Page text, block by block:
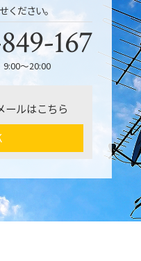
ください。
167
9:00〜20:00
ールはこちら